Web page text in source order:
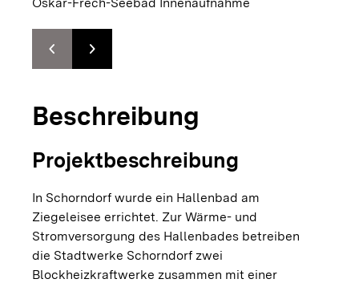
chevron_leftZur vorhergehenden Folie springen
chevron_rightZur nächsten Folie springen
Beschreibung
Projektbeschreibung
In Schorndorf wurde ein Hallenbad am
Ziegeleisee errichtet. Zur Wärme- und
Stromversorgung des Hallenbades betreiben
die Stadtwerke Schorndorf zwei
Blockheizkraftwerke zusammen mit einer